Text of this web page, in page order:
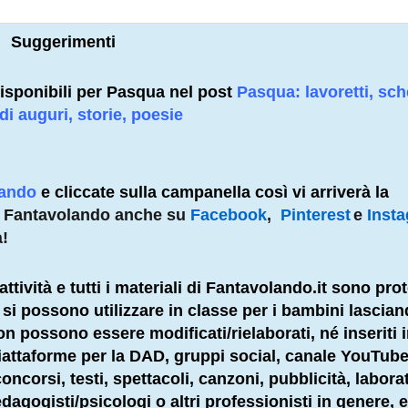
Suggerimenti
per Pasqua nel post Pasqua: lavoretti,
auguri, storie, poesie
e cliccate sulla campanella così vi arriverà la
anche su Facebook, Pintereste
e tutti i materiali di Fantavolando.it sono
possono utilizzare in classe per i bambini
possono essere modificati/rielaborati, né inseriti
per la DAD, gruppi social, canale
testi, spettacoli, canzoni, pubblicità,
/psicologi o altri professionisti in genere,